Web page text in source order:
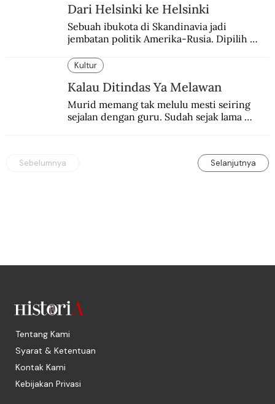
Dari Helsinki ke Helsinki
Sebuah ibukota di Skandinavia jadi
jembatan politik Amerika-Rusia. Dipilih
Kultur
Kalau Ditindas Ya Melawan
Murid memang tak melulu mesti seiring
sejalan dengan guru. Sudah sejak lama
Sebelumnya Selanjutnya
Tentang Kami
Syarat & Ketentuan
Kontak Kami
Kebijakan Privasi